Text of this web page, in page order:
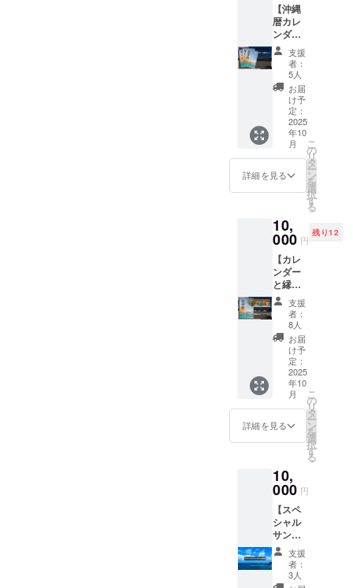
を希望
される
お名前/
ニック
ネーム
をご記
入くだ
さい。
応援コ
メント
等もご
記載い
れば、
活動レ
まま掲
載させ
ていた
だきま
す。
（機種
依存文
字・公
序良俗
に反す
るもの
以外）
【リ
ターン
につい
1,000
円、
10,000
円いず
れの金
額もリ
ターン
内容は
同じと
なりま
す。
【沖縄
暦カレ
ンダー
3つ】
・カレ
ンダー3
部セッ
ト ・複
数購入
でお得
に！沖
縄が好
きな方
や離れ
て暮ら
すご家
贈り物
にどう
ぞ
支援
者：
5人
お届
け予
定：
2025
年10
月
詳細を見る
こ
の
リ
タ
ー
ン
を
選
択
す
る
10,
000 円
残り12
【カレ
ンダー
と縁結
びシー
サー
セッ
ト】 陶
芸家の
マル
ティン
さんが
作成さ
れた丸
い形の
「縁結
びシー
と 沖縄
暦カレ
ンダー
との
セット
です 縁
結び
シー
サーは
支援
者：
8人
お届
け予
定：
2025
年10
月
詳細を見る
こ
の
リ
タ
ー
ン
を
選
択
す
る
10,
000 円
【スペ
シャル
サンク
ス記載
権】 ご
注意：
こちら
支援
者：
3人